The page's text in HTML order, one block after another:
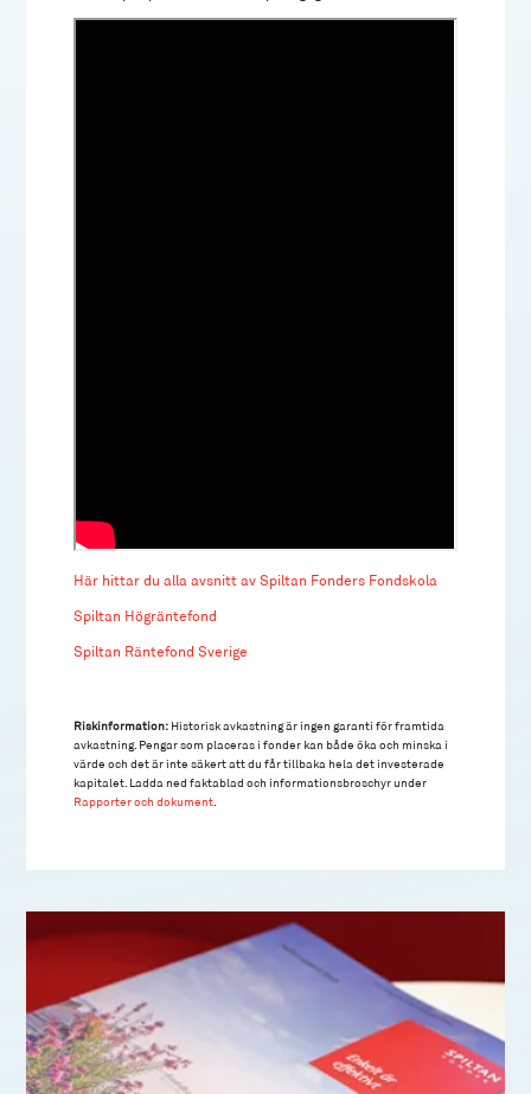
Här hittar du alla avsnitt av Spiltan Fonders Fondskola
Spiltan Högräntefond
Spiltan Räntefond Sverige
Riskinformation: Historisk avkastning är ingen garanti för framtida
avkastning. Pengar som placeras i fonder kan både öka och minska i
värde och det är inte säkert att du får tillbaka hela det investerade
kapitalet. Ladda ned faktablad och informationsbroschyr under
Rapporter och dokument